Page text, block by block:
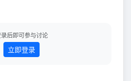
器与 PSOC™
亮相，在7号馆
台聚焦机器人、
后即可参与讨论
立即登录